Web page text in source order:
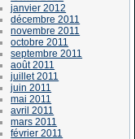
janvier 2012
décembre 2011
novembre 2011
octobre 2011
septembre 2011
août 2011
juillet 2011
juin 2011
mai 2011
avril 2011
mars 2011
février 2011